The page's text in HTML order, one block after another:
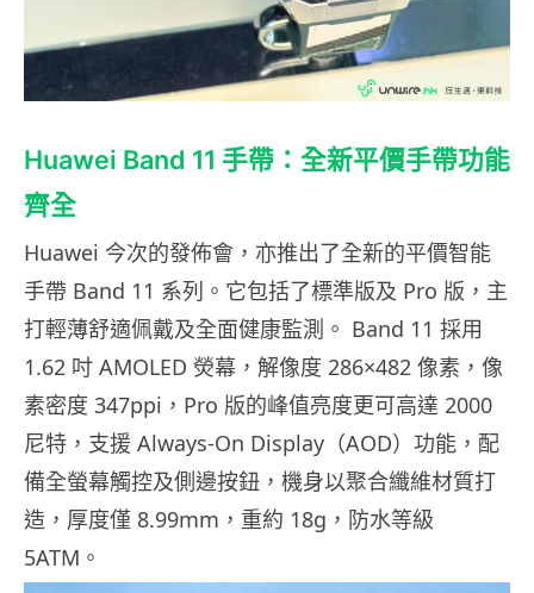
Huawei Band 11 手帶：全新平價手帶功能
齊全
Huawei 今次的發佈會，亦推出了全新的平價智能
手帶 Band 11 系列。它包括了標準版及 Pro 版，主
打輕薄舒適佩戴及全面健康監測。 Band 11 採用
1.62 吋 AMOLED 熒幕，解像度 286×482 像素，像
素密度 347ppi，Pro 版的峰值亮度更可高達 2000
尼特，支援 Always-On Display（AOD）功能，配
備全螢幕觸控及側邊按鈕，機身以聚合纖維材質打
造，厚度僅 8.99mm，重約 18g，防水等級
5ATM。